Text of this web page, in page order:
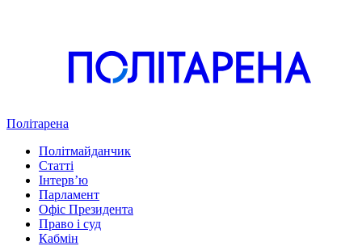
Політарена
Політмайданчик
Статті
Інтервʼю
Парламент
Офіс Президента
Право і суд
Кабмін